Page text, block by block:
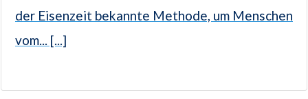
der Eisenzeit bekannte Methode, um Menschen
vom... [...]